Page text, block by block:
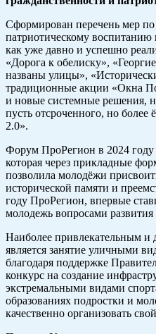
Сформирован перечень мер
патриотическому
как уже давно и успешно
«Дорога к обелиску»,
названы улицы»,
традиционные акции «Окна
и новые системные решения,
пусть отсроченного, но более
2.0».
Форум ПроРегион в 2024 году
которая через прикладные
позволила молодёжи
исторической памяти и
году ПроРегион, впервые
молодежь вопросами развития
Наиболее привлекательным
является занятие уличными
благодаря поддержке
конкурс на создание
экстремальными видами
образованиях подростки и
качественно организовать